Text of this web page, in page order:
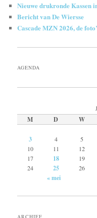
Nieuwe drukronde Kassen
Bericht van De Wiersse
Cascade MZN 2026, de
AGENDA
M D W
3 4 5
10
11 12
17
18 19
24 25 26
« mei
ARCHIEF